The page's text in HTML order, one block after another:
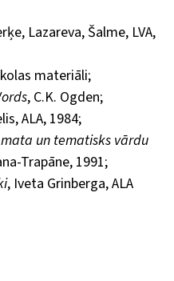
Lazareva, Šalme, LVA,
materiāli;
, C.K. Ogden;
ALA, 1984;
un tematisks vārdu
Trapāne, 1991;
, Iveta Grinberga, ALA